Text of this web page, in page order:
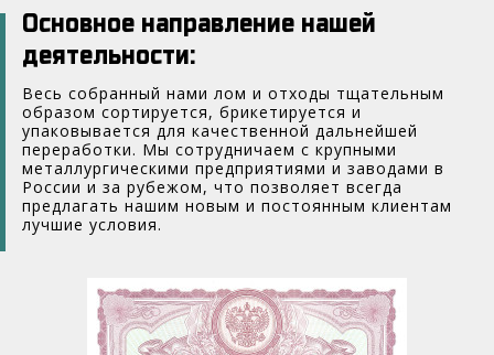
Основное направление нашей
деятельности:
Весь собранный нами лом и отходы тщательным
образом сортируется, брикетируется и
упаковывается для качественной дальнейшей
переработки. Мы сотрудничаем с крупными
металлургическими предприятиями и заводами в
России и за рубежом, что позволяет всегда
предлагать нашим новым и постоянным клиентам
лучшие условия.